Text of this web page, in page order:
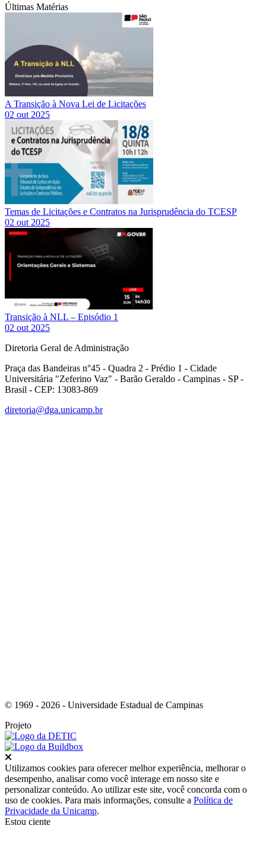
Últimas Matérias
A Transição à Nova Lei de Licitações
02 out 2025
Temas de Licitações e Contratos na Jurisprudência do TCESP
02 out 2025
Transição à NLL – Episódio 1
02 out 2025
Diretoria Geral de Administração
Praça das Bandeiras n°45 - Quadra 2 - Prédio 1 - Cidade
Universitária "Zeferino Vaz" - Barão Geraldo - Campinas - SP -
Brasil - CEP: 13083-869
diretoria@dga.unicamp.br
© 1969 - 2026 - Universidade Estadual de Campinas
Projeto
Utilizamos cookies para oferecer melhor experiência, melhorar o
desempenho, analisar como você interage em nosso site e
personalizar conteúdo. Ao utilizar este site, você concorda com o
uso de cookies. Para mais informações, consulte a Política de
Privacidade da Unicamp.
Estou ciente